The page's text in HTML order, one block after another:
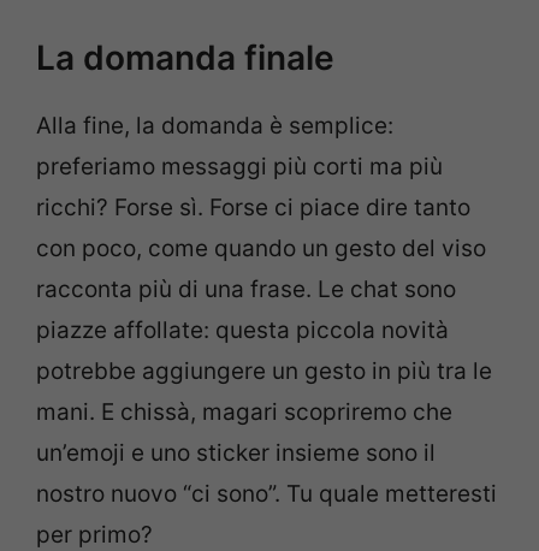
La domanda finale
Alla fine, la domanda è semplice:
preferiamo messaggi più corti ma più
ricchi? Forse sì. Forse ci piace dire tanto
con poco, come quando un gesto del viso
racconta più di una frase. Le chat sono
piazze affollate: questa piccola novità
potrebbe aggiungere un gesto in più tra le
mani. E chissà, magari scopriremo che
un’emoji e uno sticker insieme sono il
nostro nuovo “ci sono”. Tu quale metteresti
per primo?